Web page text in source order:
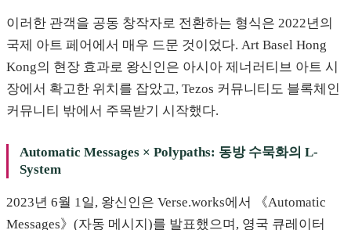
이러한 관객을 공동 창작자로 전환하는 형식은 2022년의
국제 아트 페어에서 매우 드문 것이었다. Art Basel Hong
Kong의 현장 효과로 왕신인은 아시아 제너러티브 아트 시
장에서 확고한 위치를 잡았고, Tezos 커뮤니티도 블록체인
커뮤니티 밖에서 주목받기 시작했다.
Automatic Messages × Polypaths: 동방 수묵화의 L-
System
2023년 6월 1일, 왕신인은 Verse.works에서 《Automatic
Messages》(자동 메시지)를 발표했으며, 영국 큐레이터